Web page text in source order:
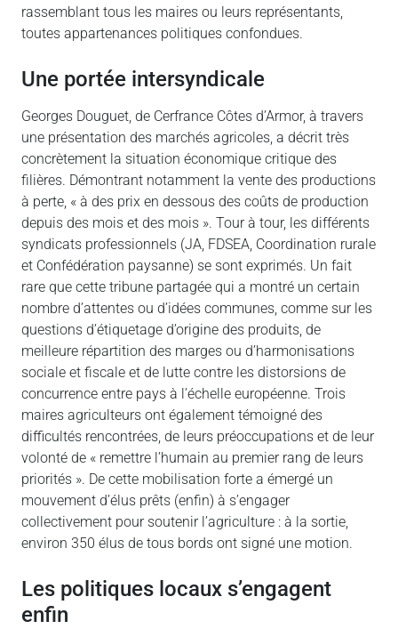
rassemblant tous les maires ou leurs représentants,
toutes appartenances politiques confondues.
Une portée intersyndicale
Georges Douguet, de Cerfrance Côtes d’Armor, à travers
une présentation des marchés agricoles, a décrit très
concrètement la situation économique critique des
filières. Démontrant notamment la vente des productions
à perte, « à des prix en dessous des coûts de production
depuis des mois et des mois ». Tour à tour, les différents
syndicats professionnels (JA, FDSEA, Coordination rurale
et Confédération paysanne) se sont exprimés. Un fait
rare que cette tribune partagée qui a montré un certain
nombre d’attentes ou d’idées communes, comme sur les
questions d’étiquetage d’origine des produits, de
meilleure répartition des marges ou d’harmonisations
sociale et fiscale et de lutte contre les distorsions de
concurrence entre pays à l’échelle européenne. Trois
maires agriculteurs ont également témoigné des
difficultés rencontrées, de leurs préoccupations et de leur
volonté de « remettre l’humain au premier rang de leurs
priorités ». De cette mobilisation forte a émergé un
mouvement d’élus prêts (enfin) à s’engager
collectivement pour soutenir l’agriculture : à la sortie,
environ 350 élus de tous bords ont signé une motion.
Les politiques locaux s’engagent
enfin